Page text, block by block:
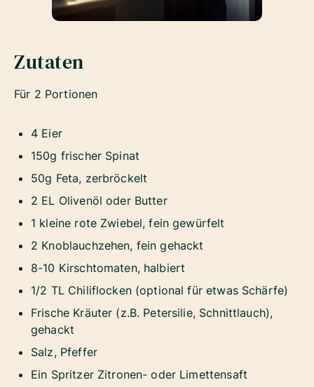
Zutaten
Für 2 Portionen
4 Eier
150g frischer Spinat
50g Feta, zerbröckelt
2 EL Olivenöl oder Butter
1 kleine rote Zwiebel, fein gewürfelt
2 Knoblauchzehen, fein gehackt
8-10 Kirschtomaten, halbiert
1/2 TL Chiliflocken (optional für etwas Schärfe)
Frische Kräuter (z.B. Petersilie, Schnittlauch),
gehackt
Salz, Pfeffer
Ein Spritzer Zitronen- oder Limettensaft